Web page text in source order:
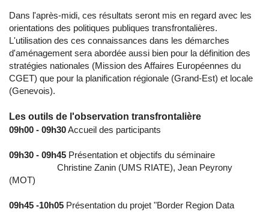
Dans l'après-midi, ces résultats seront mis en regard avec les
orientations des politiques publiques transfrontalières.
L'utilisation des ces connaissances dans les démarches
d'aménagement sera abordée aussi bien pour la définition des
stratégies nationales (Mission des Affaires Européennes du
CGET) que pour la planification régionale (Grand-Est) et locale
(Genevois).
Les outils de l'observation transfrontalière
09h00 - 09h30Accueil des participants
09h30 - 09h45 Présentation et objectifs du séminaire
Christine Zanin (UMS RIATE), Jean Peyrony
(MOT)
09h45 -10h05 Présentation du projet "Border Region Data